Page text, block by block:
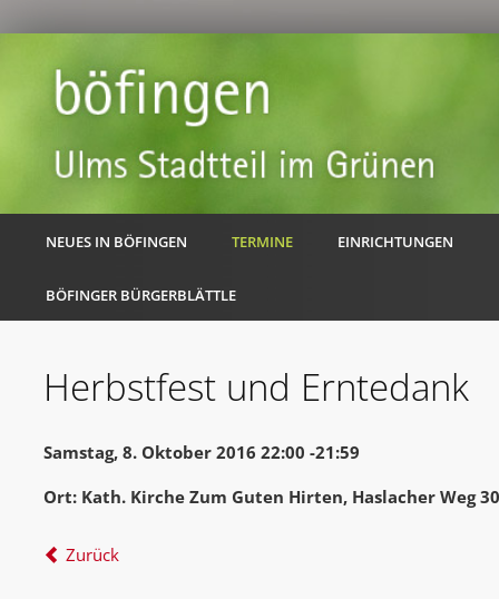
NEUES IN BÖFINGEN TERMINE EINRICHTUNGEN
BÖFINGER BÜRGERBLÄTTLE
Herbstfest und Erntedank
Samstag, 8. Oktober 2016 22:00 -21:59
Ort: Kath. Kirche Zum Guten Hirten, Haslacher Weg
Zurück